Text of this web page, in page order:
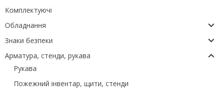
Комплектуючі
Обладнання
Знаки безпеки
Арматура, стенди, рукава
Рукава
Пожежний інвентар, щити, стенди